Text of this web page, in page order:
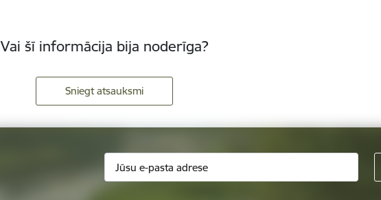
Vai šī informācija bija noderīga?
Sniegt atsauksmi